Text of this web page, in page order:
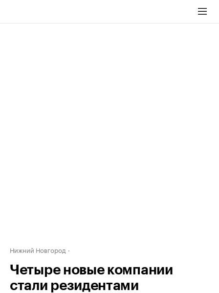
Нижний Новгород
Четыре новые компании
стали резидентами